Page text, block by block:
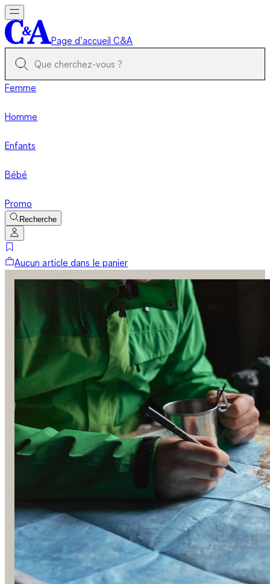
Page d’accueil C&A
Femme
Homme
Enfants
Bébé
Promo
Recherche
Aucun article dans le panier